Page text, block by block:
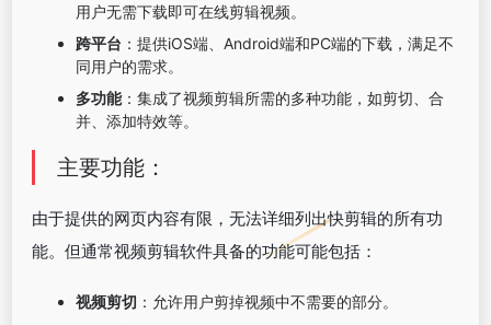
用户无需下载即可在线剪辑视频。
跨平台 ：提供iOS端、Android端和PC端的下载，满足不
同用户的需求。
多功能：集成了视频剪辑所需的多种功能，如剪切、合
并、添加特效等。
主要功能：
由于提供的网页内容有限，无法详细列出快剪辑的所有功
能。但通常视频剪辑软件具备的功能可能包括：
视频剪切 ：允许用户剪掉视频中不需要的部分。